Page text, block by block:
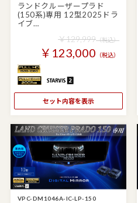
ランドクルーザープラド
(150系)専用 12型2025ドラ
イブ…
￥129,999（税込）
￥123,000 （税込）
セット内容を表示
VPC-DM1046A-IC-LP-150